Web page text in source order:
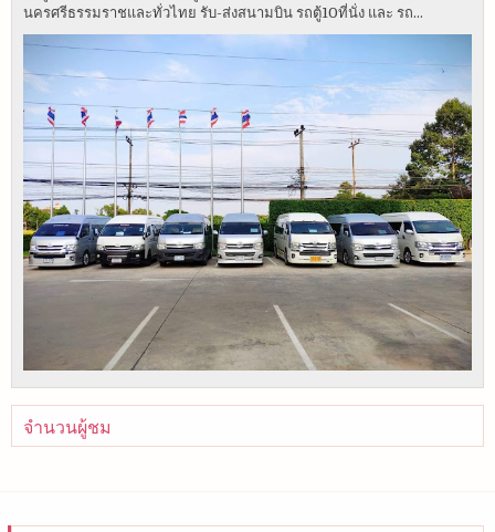
นครศรีธรรมราชและทั่วไทย รับ-ส่งสนามบิน รถตู้10ที่นั่ง และ รถ...
จำนวนผู้ชม